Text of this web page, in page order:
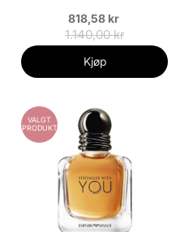
818,58 kr
1.140,00 kr
Kjøp
VALGT
PRODUKT